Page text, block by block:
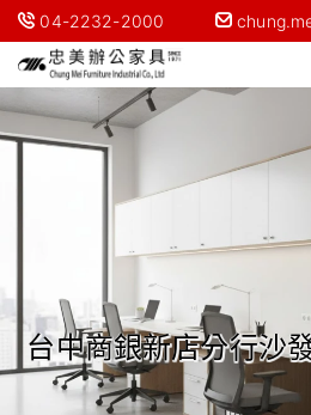
04-2232-2000
台中商銀新店分行沙